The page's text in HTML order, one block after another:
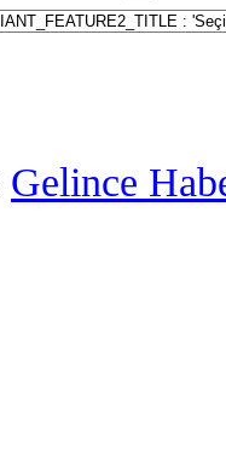
Gelince